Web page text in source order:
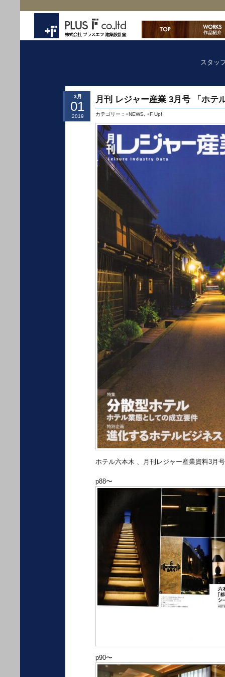
スタッ
3月
01
2019
月刊 レジャー産業 3月号 「ホテ
カテゴリー： +NEWS +F Up!
ホテル六本木 、月刊レジャー産業資料3月
p88〜
p90〜